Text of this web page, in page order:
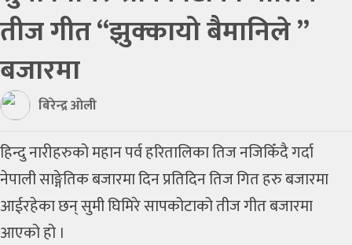
थप
मनोरञ्‍जन
शिक्षा
रोचक
लेख
तीज गीत “झुक्कायो बैमानिले ”
बजारमा
बिरेन्द्र ओली
हिन्दु नारीहरुको महान पर्व हरितालिका तिज नजिकिँदै गर्दा
नेपाली साङ्गेतिक बजारमा दिन प्रतिदिन तिज गित हरु बजारमा
आईरहेका छन् सुमी घिमिरे सापकोटाको तीज गीत बजारमा
आएको हो ।